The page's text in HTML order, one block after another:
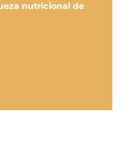
nutricional de